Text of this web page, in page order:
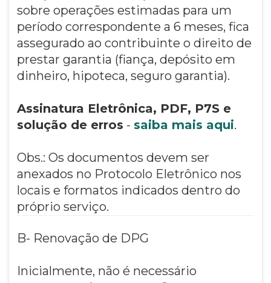
sobre operações estimadas para um
período correspondente a 6 meses, fica
assegurado ao contribuinte o direito de
prestar garantia (fiança, depósito em
dinheiro, hipoteca, seguro garantia).
Assinatura Eletrônica, PDF, P7S e
solução de erros - saiba mais aqui.
Obs.: Os documentos devem ser
anexados no Protocolo Eletrônico nos
locais e formatos indicados dentro do
próprio serviço.
B- Renovação de DPG
Inicialmente, não é necessário